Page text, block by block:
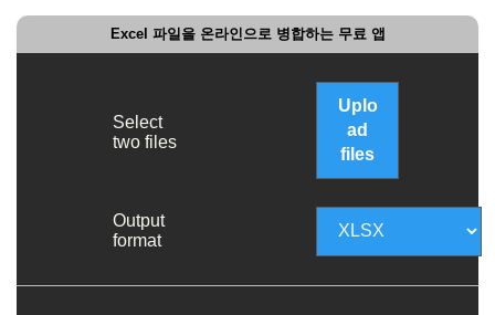
Excel 파일을 온라인으로 병합하는 무료 앱
Select
two files
Uplo
ad
files
Output
format